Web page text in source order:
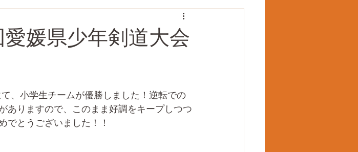
媛県少年剣道大会
、小学生チームが優勝しました！逆転での
ありますので、このまま好調をキープしつつ
でとうございました！！